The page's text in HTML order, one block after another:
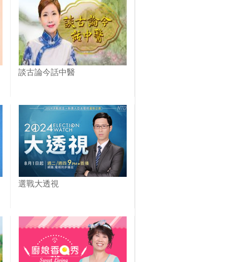
談古論今話中醫
選戰大透視